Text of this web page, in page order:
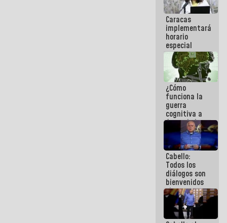
porque lo
que haces
es
embarrarla
Caracas
implementará
horario
especial
para
adaptarse
al plan de
ahorro
energético
¿Cómo
funciona la
guerra
cognitiva a
favor de la
narrativa
hegemónica?
(1)
Cabello:
Todos los
diálogos son
bienvenidos
siempre que
estén en el
marco de la
Constitución